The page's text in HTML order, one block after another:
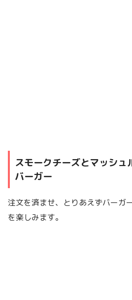
スモークチーズとマッシュ
バーガー
注文を済ませ、とりあえずバーガ
を楽しみます。